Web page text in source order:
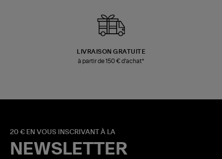
LIVRAISON GRATUITE
à partir de 150 € d'achat*
20 € EN VOUS INSCRIVANT À LA
NEWSLETTER